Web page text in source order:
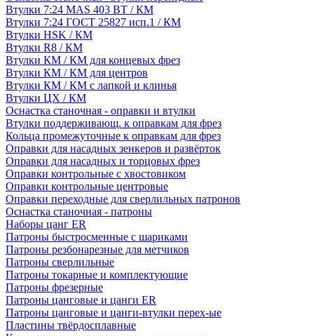
Втулки 7:24 MAS 403 BT / КМ
Втулки 7:24 ГОСТ 25827 исп.1 / КМ
Втулки HSK / КМ
Втулки R8 / КМ
Втулки КМ / КМ для концевых фрез
Втулки КМ / КМ для центров
Втулки КМ / КМ с лапкой и клинья
Втулки ЦХ / КМ
Оснастка станочная - оправки и втулки
Втулки поддерживающ. к оправкам для фрез
Кольца промежуточные к оправкам для фрез
Оправки для насадных зенкеров и развёрток
Оправки для насадных и торцовых фрез
Оправки контрольные с хвостовиком
Оправки контрольные центровые
Оправки переходные для сверлильных патронов
Оснастка станочная - патроны
Наборы цанг ER
Патроны быстросменные с шариками
Патроны резбонарезные для метчиков
Патроны сверлильные
Патроны токарные и комплектующие
Патроны фрезерные
Патроны цанговые и цанги ER
Патроны цанговые и цанги-втулки перех-ые
Пластины твёрдосплавные